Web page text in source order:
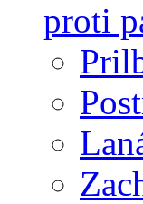
proti